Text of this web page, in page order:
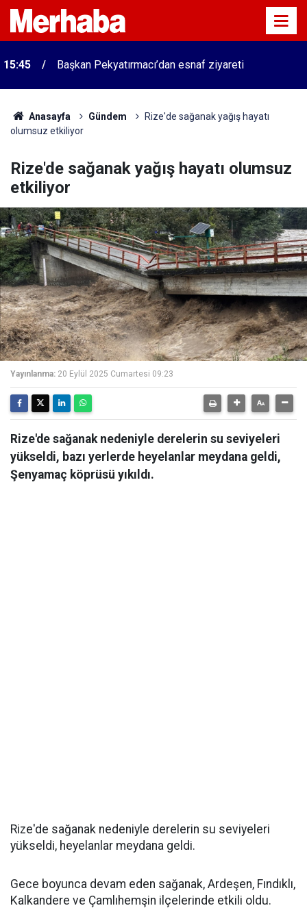
15:45 Başkan Pekyatırmacı’dan esnaf ziyareti
Anasayfa Gündem
Rize'de sağanak yağış hayatı
olumsuz etkiliyor
Rize'de sağanak yağış hayatı olumsuz
etkiliyor
Yayınlanma: 20 Eylül 2025 Cumartesi 09:23
Rize'de sağanak nedeniyle derelerin su seviyeleri
yükseldi, bazı yerlerde heyelanlar meydana geldi,
Şenyamaç köprüsü yıkıldı.
Rize'de sağanak nedeniyle derelerin su seviyeleri
yükseldi, heyelanlar meydana geldi.
Gece boyunca devam eden sağanak, Ardeşen, Fındıklı,
Kalkandere ve Çamlıhemşin ilçelerinde etkili oldu.